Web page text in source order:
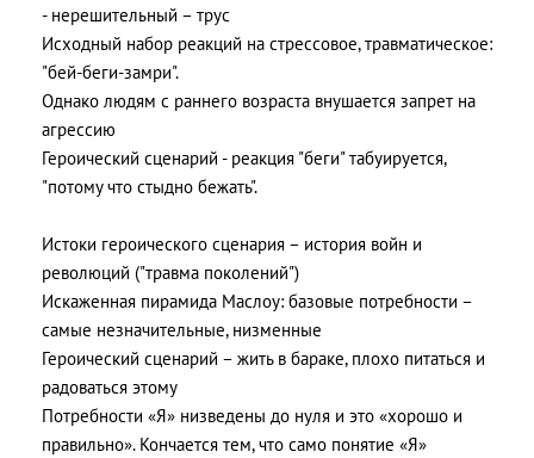
- нерешительный – трус
Исходный набор реакций на стрессовое, травматическое:
"бей-беги-замри".
Однако людям с раннего возраста внушается запрет на
агрессию
Героический сценарий - реакция "беги" табуируется,
"потому что стыдно бежать".
Истоки героического сценария – история войн и
революций ("травма поколений")
Искаженная пирамида Маслоу: базовые потребности –
самые незначительные, низменные
Героический сценарий – жить в бараке, плохо питаться и
радоваться этому
Потребности «Я» низведены до нуля и это «хорошо и
правильно». Кончается тем, что само понятие «Я»